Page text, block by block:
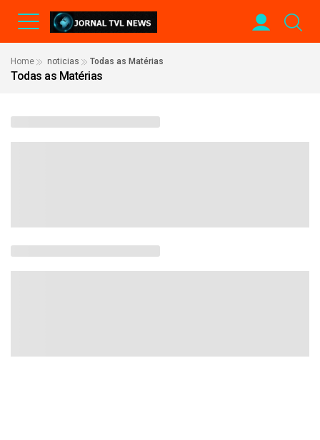
Home noticias Todas as Matérias
Todas as Matérias